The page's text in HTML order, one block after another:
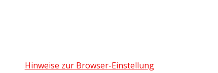
Hinweise zur Browser-Einstellung